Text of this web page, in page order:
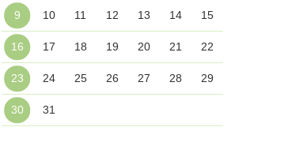
9 10 11 12 13 14 15
16 17 18 19 20 21 22
23 24 25 26 27 28 29
30 31